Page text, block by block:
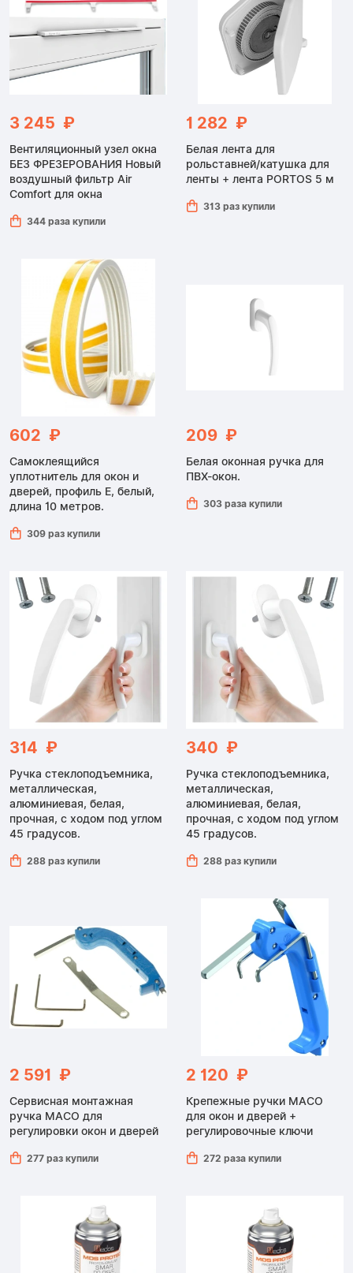
3 245 ₽
Вентиляционный узел окна
БЕЗ ФРЕЗЕРОВАНИЯ Новый
воздушный фильтр Air
Comfort для окна
344 раза купили
1 282 ₽
Белая лента для
рольставней/катушка для
ленты + лента PORTOS 5 м
313 раз купили
602 ₽
Самоклеящийся
уплотнитель для окон и
дверей, профиль E, белый,
длина 10 метров.
309 раз купили
209 ₽
Белая оконная ручка для
ПВХ-окон.
303 раза купили
314 ₽
Ручка стеклоподъемника,
металлическая,
алюминиевая, белая,
прочная, с ходом под углом
45 градусов.
288 раз купили
340 ₽
Ручка стеклоподъемника,
металлическая,
алюминиевая, белая,
прочная, с ходом под углом
45 градусов.
288 раз купили
2 591 ₽
Сервисная монтажная
ручка MACO для
регулировки окон и дверей
277 раз купили
2 120 ₽
Крепежные ручки MACO
для окон и дверей +
регулировочные ключи
272 раза купили